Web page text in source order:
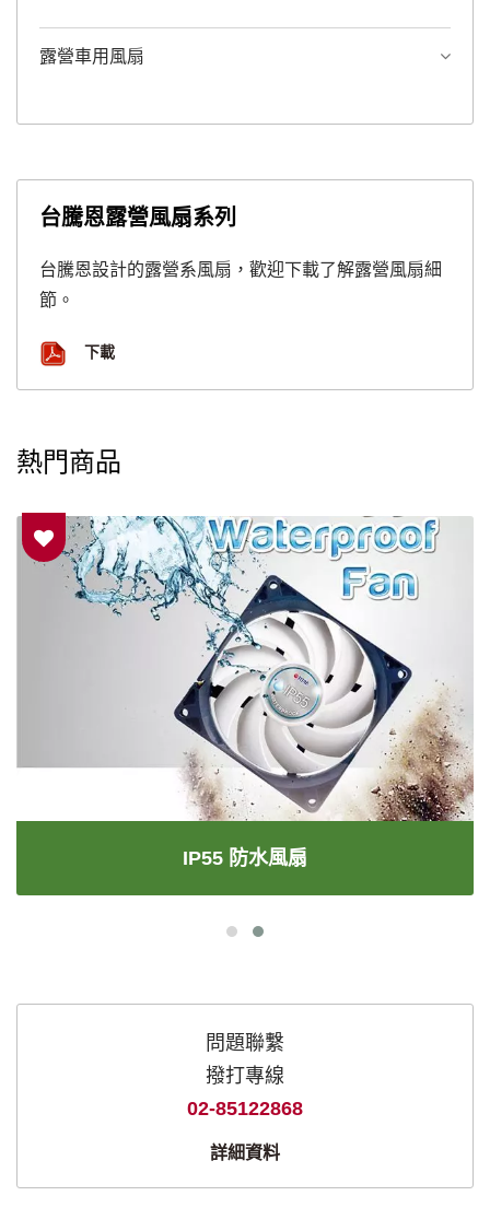
露營車用風扇
台騰恩露營風扇系列
台騰恩設計的露營系風扇，歡迎下載了解露營風扇細
節。
下載
熱門商品
IP55 防水風扇
問題聯繫
撥打專線
02-85122868
詳細資料